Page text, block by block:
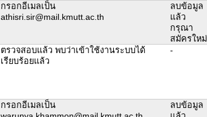
กรอกอีเมลเป็น
athisri.sir@mail.kmutt.ac.th
ลบข้อมูล
แล้ว
กรุณา
สมัครใหม่
ตรวจสอบแล้ว พบว่าเข้าใช้งานระบบได้
เรียบร้อยแล้ว
-
กรอกอีเมลเป็น
ลบข้อมูล